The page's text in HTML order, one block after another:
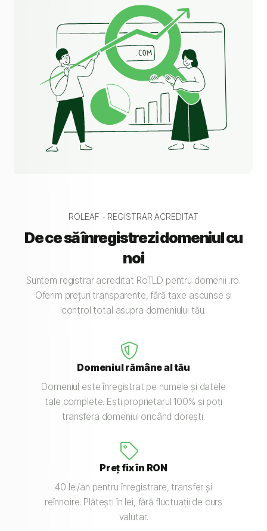
ROLEAF - REGISTRAR ACREDITAT
De ce să înregistrezi domeniul cu
noi
Suntem registrar acreditat RoTLD pentru domenii .ro.
Oferim prețuri transparente, fără taxe ascunse și
control total asupra domeniului tău.
Domeniul rămâne al tău
Domeniul este înregistrat pe numele și datele
tale complete. Ești proprietarul 100% și poți
transfera domeniul oricând dorești.
Preț fix în RON
40 lei/an pentru înregistrare, transfer și
reînnoire. Plătești în lei, fără fluctuații de curs
valutar.